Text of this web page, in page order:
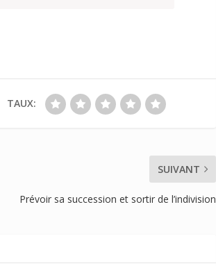
TAUX:
SUIVANT
Prévoir sa succession et sortir de l’indivision